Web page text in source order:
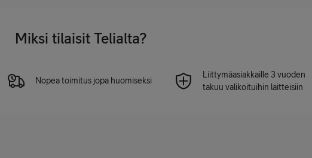
Miksi tilaisit Telialta?
Nopea toimitus jopa huomiseksi
Liittymäasiakkaille 3 vuoden
takuu valikoituihin laitteisiin